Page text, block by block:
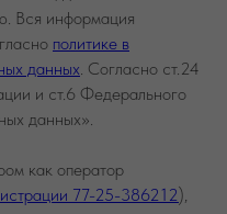
Вся информация
политике в
данных. Согласно ст.24
и ст.6 Федерального
данных».
как оператор
77-25-386212),